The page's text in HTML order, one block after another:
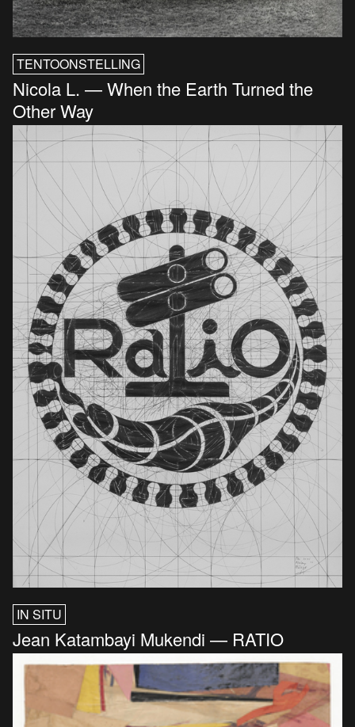
TENTOONSTELLING
Nicola L. — When the Earth Turned the
Other Way
IN SITU
Jean Katambayi Mukendi — RATIO